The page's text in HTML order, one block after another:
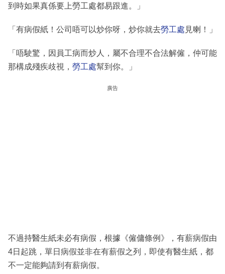
到時如果真係要上勞工處都易跟進。」
「有病假紙！公司唔可以炒你呀，炒你就去勞工處 見喇！」
「唔駛驚，因員工病而炒人，屬不合理不合法解僱，仲可能
那構成殘疾歧視， 勞工處幫到你。」
廣告
不過持醫生紙未必有病假，根據《僱傭條例》，有薪病假由
4日起跳，單日病假並非在有薪假之列，即使有醫生紙，都
不一定能夠請到有薪病假。